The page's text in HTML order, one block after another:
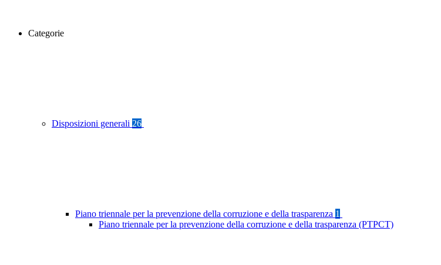
Categorie
Disposizioni generali 26
Piano triennale per la prevenzione della corruzione e della trasparenza 1
Piano triennale per la prevenzione della corruzione e della trasparenza (PTPCT)